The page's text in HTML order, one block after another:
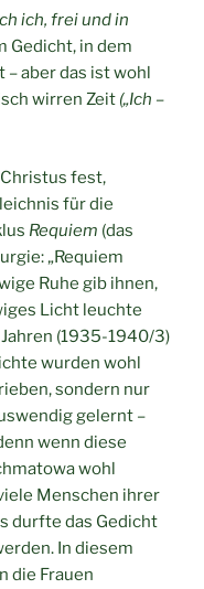
ich, frei und in
Gedicht, in dem
– aber das ist wohl
wirren Zeit („Ich –
fest,
für die
Requiem (das
„Requiem
Ruhe gib ihnen,
Licht leuchte
(1935-1940/3)
wurden wohl
sondern nur
gelernt –
wenn diese
wohl
Menschen ihrer
durfte das Gedicht
In diesem
die Frauen